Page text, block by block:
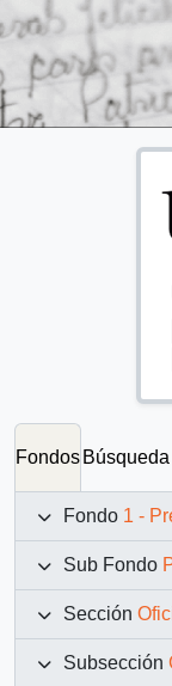
Fondos
Fondo 1 -
Sub Fondo
Sección
Subsección